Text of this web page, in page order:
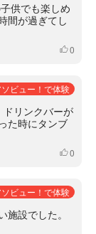
供でも楽しめ
間が過ぎてし
いいね
0
ソビュー！で体験
リンクバーが
た時にタンブ
いいね
0
ソビュー！で体験
設でした。